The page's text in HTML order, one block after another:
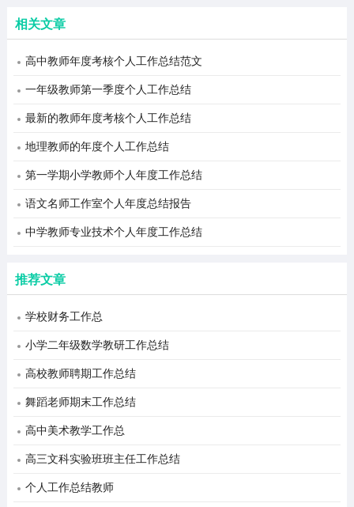
相关文章
高中教师年度考核个人工作总结范文
一年级教师第一季度个人工作总结
最新的教师年度考核个人工作总结
地理教师的年度个人工作总结
第一学期小学教师个人年度工作总结
语文名师工作室个人年度总结报告
中学教师专业技术个人年度工作总结
推荐文章
学校财务工作总
小学二年级数学教研工作总结
高校教师聘期工作总结
舞蹈老师期末工作总结
高中美术教学工作总
高三文科实验班班主任工作总结
个人工作总结教师